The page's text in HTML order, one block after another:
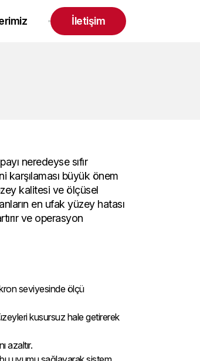
İletişim
neredeyse sıfır
karşılaması büyük önem
kalitesi ve ölçüsel
en ufak yüzey hatası
ve operasyon
seviyesinde ölçü
kusursuz hale getirerek
azaltır.